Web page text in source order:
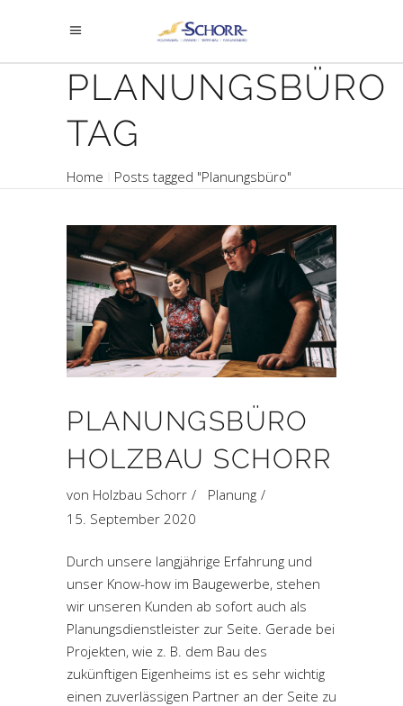
PLANUNGSBÜRO
TAG
Home Posts tagged "Planungsbüro"
PLANUNGSBÜRO
HOLZBAU SCHORR
von Holzbau Schorr
Planung
15. September 2020
Durch unsere langjährige Erfahrung und
unser Know-how im Baugewerbe, stehen
wir unseren Kunden ab sofort auch als
Planungsdienstleister zur Seite. Gerade bei
Projekten, wie z. B. dem Bau des
zukünftigen Eigenheims ist es sehr wichtig
einen zuverlässigen Partner an der Seite zu